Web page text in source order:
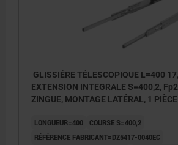
GLISSIÉRE TÉLESCOPIQUE L=400
EXTENSION INTEGRALE S=400,2,
ZINGUE, MONTAGE LATÉRAL, 1
LONGUEUR=400
COURSE S=400,2
RÉFÉRENCE FABRICANT=DZ5417-0040EC